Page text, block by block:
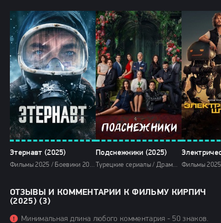
Этернавт (2025)
Фильмы 2025 / Боевики 2025 / Драмы 2025 / Фильмы-приключения 2025 / Фантастические 2025 / Сериалы 2025 / Сериалы 4K / Сериалы в озвучке TVShows / Сериалы в озвучке LostFilm / Сериалы в озвучке HDrezka Studio / Сериалы весны 2025 / Новинки сериалов 2025 / Смотреть фильмы онлайн
Подснежники (2025)
Турецкие сериалы / Драмы 2025 / Сериалы 2025 / Фильмы 2025 / Смотреть фильмы онлайн
ОТЗЫВЫ И КОММЕНТАРИИ К ФИЛЬМУ КИРПИЧ
(2025) (3)
Минимальная длина любого комментария - 50 знаков.